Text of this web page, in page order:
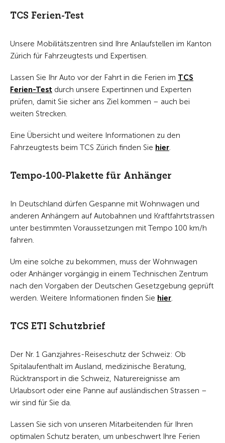
TCS Ferien-Test
Unsere Mobilitätszentren sind Ihre Anlaufstellen im Kanton
Zürich für Fahrzeugtests und Expertisen.
Lassen Sie Ihr Auto vor der Fahrt in die Ferien im TCS
Ferien-Test durch unsere Expertinnen und Experten
prüfen, damit Sie sicher ans Ziel kommen – auch bei
weiten Strecken.
Eine Übersicht und weitere Informationen zu den
Fahrzeugtests beim TCS Zürich finden Sie hier.
Tempo-100-Plakette für Anhänger
In Deutschland dürfen Gespanne mit Wohnwagen und
anderen Anhängern auf Autobahnen und Kraftfahrtstrassen
unter bestimmten Voraussetzungen mit Tempo 100 km/h
fahren.
Um eine solche zu bekommen, muss der Wohnwagen
oder Anhänger vorgängig in einem Technischen Zentrum
nach den Vorgaben der Deutschen Gesetzgebung geprüft
werden. Weitere Informationen finden Sie hier.
TCS ETI Schutzbrief
Der Nr. 1 Ganzjahres-Reiseschutz der Schweiz: Ob
Spitalaufenthalt im Ausland, medizinische Beratung,
Rücktransport in die Schweiz, Naturereignisse am
Urlaubsort oder eine Panne auf ausländischen Strassen –
wir sind für Sie da.
Lassen Sie sich von unseren Mitarbeitenden für Ihren
optimalen Schutz beraten, um unbeschwert Ihre Ferien